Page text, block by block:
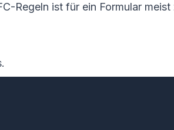
Regeln ist für ein Formular